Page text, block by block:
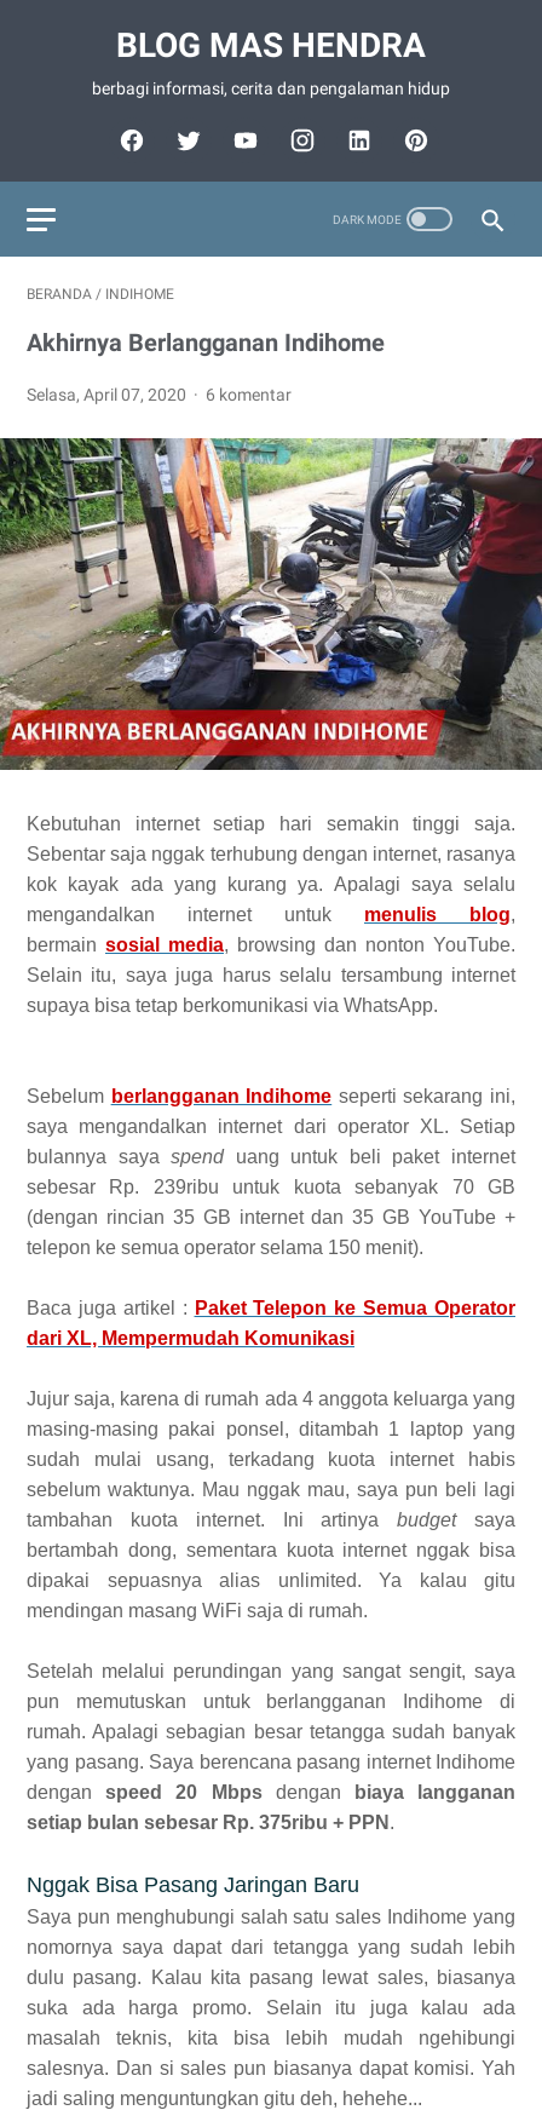
BLOG MAS HENDRA
berbagi informasi, cerita dan pengalaman hidup
BERANDA / INDIHOME
Akhirnya Berlangganan Indihome
Selasa, April 07, 2020 6 komentar
Kebutuhan internet setiap hari semakin tinggi saja.
Sebentar saja nggak terhubung dengan internet, rasanya
kok kayak ada yang kurang ya. Apalagi saya selalu
mengandalkan internet untuk menulis blog,
bermain sosial media, browsing dan nonton YouTube.
Selain itu, saya juga harus selalu tersambung internet
supaya bisa tetap berkomunikasi via WhatsApp.
Sebelum berlangganan Indihome seperti sekarang ini,
saya mengandalkan internet dari operator XL. Setiap
bulannya sayaspenduang untuk beli paket internet
sebesar Rp. 239ribu untuk kuota sebanyak 70 GB
(dengan rincian 35 GB internet dan 35 GB YouTube +
telepon ke semua operator selama 150 menit).
Baca juga artikel : Paket Telepon ke Semua Operator
dari XL, Mempermudah Komunikasi
Jujur saja, karena di rumah ada 4 anggota keluarga yang
masing-masing pakai ponsel, ditambah 1 laptop yang
sudah mulai usang, terkadang kuota internet habis
sebelum waktunya. Mau nggak mau, saya pun beli lagi
tambahan kuota internet. Ini artinyabudgetsaya
bertambah dong, sementara kuota internet nggak bisa
dipakai sepuasnya alias unlimited. Ya kalau gitu
mendingan masang WiFi saja di rumah.
Setelah melalui perundingan yang sangat sengit, saya
pun memutuskan untuk berlangganan Indihome di
rumah. Apalagi sebagian besar tetangga sudah banyak
yang pasang. Saya berencana pasang internet Indihome
denganspeed 20 Mbpsdengan
biaya langganan
setiap bulan sebesar Rp. 375ribu + PPN .
Nggak Bisa Pasang Jaringan Baru
Saya pun menghubungi salah satu sales Indihome yang
nomornya saya dapat dari tetangga yang sudah lebih
dulu pasang. Kalau kita pasang lewat sales, biasanya
suka ada harga promo. Selain itu juga kalau ada
masalah teknis, kita bisa lebih mudah ngehibungi
salesnya. Dan si sales pun biasanya dapat komisi. Yah
jadi saling menguntungkan gitu deh, hehehe...